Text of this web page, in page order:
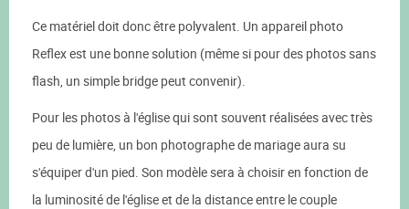
Ce matériel doit donc être polyvalent. Un appareil photo
Reflex est une bonne solution (même si pour des photos sans
flash, un simple bridge peut convenir).
Pour les photos à l'église qui sont souvent réalisées avec très
peu de lumière, un bon photographe de mariage aura su
s'équiper d'un pied. Son modèle sera à choisir en fonction de
la luminosité de l'église et de la distance entre le couple